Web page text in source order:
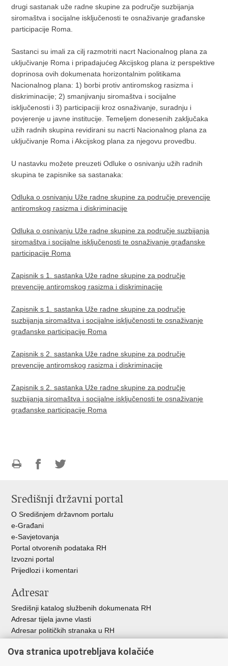
drugi sastanak uže radne skupine za područje suzbijanja
siromaštva i socijalne isključenosti te osnaživanje građanske
participacije Roma.
Sastanci su imali za cilj razmotriti nacrt Nacionalnog plana za
uključivanje Roma i pripadajućeg Akcijskog plana iz perspektive
doprinosa ovih dokumenata horizontalnim politikama
Nacionalnog plana: 1) borbi protiv antiromskog rasizma i
diskriminacije; 2) smanjivanju siromaštva i socijalne
isključenosti i 3) participaciji kroz osnaživanje, suradnju i
povjerenje u javne institucije. Temeljem donesenih zaključaka
užih radnih skupina revidirani su nacrti Nacionalnog plana za
uključivanje Roma i Akcijskog plana za njegovu provedbu.
U nastavku možete preuzeti Odluke o osnivanju užih radnih
skupina te zapisnike sa sastanaka:
Odluka o osnivanju Uže radne skupine za područje prevencije
antiromskog rasizma i diskriminacije
Odluka o osnivanju Uže radne skupine za područje suzbijanja
siromaštva i socijalne isključenosti te osnaživanje građanske
participacije Roma
Zapisnik s 1. sastanka Uže radne skupine za područje
prevencije antiromskog rasizma i diskriminacije
Zapisnik s 1. sastanka Uže radne skupine za područje
suzbijanja siromaštva i socijalne isključenosti te osnaživanje
građanske participacije Roma
Zapisnik s 2. sastanka Uže radne skupine za područje
prevencije antiromskog rasizma i diskriminacije
Zapisnik s 2. sastanka Uže radne skupine za područje
suzbijanja siromaštva i socijalne isključenosti te osnaživanje
građanske participacije Roma
FacebookuTwitteru
Središnji državni portal
O Središnjem državnom portalu
e-Građani
e-Savjetovanja
Portal otvorenih podataka RH
Izvozni portal
Prijedlozi i komentari
Adresar
Središnji katalog službenih dokumenata RH
Adresar tijela javne vlasti
Adresar političkih stranaka u RH
Besplatni telefoni javne uprave
Ova stranica upotrebljava kolačiće